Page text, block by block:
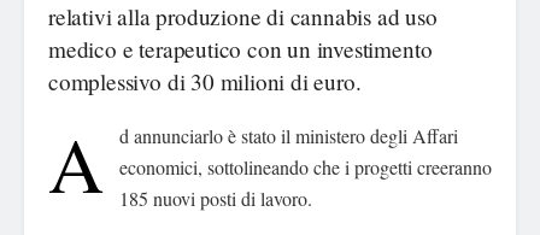
relativi alla produzione di cannabis ad uso
medico e terapeutico con un investimento
complessivo di 30 milioni di euro.
A
d annunciarlo è stato il ministero degli Affari
economici, sottolineando che i progetti creeranno
185 nuovi posti di lavoro.